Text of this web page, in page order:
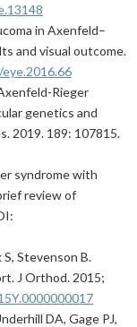
in Axenfeld–
and visual outcome.
Rieger
genetics and
2019. 189: 107815.
syndrome with
review of
Stevenson B.
J Orthod. 2015;
DA, Gage PJ,